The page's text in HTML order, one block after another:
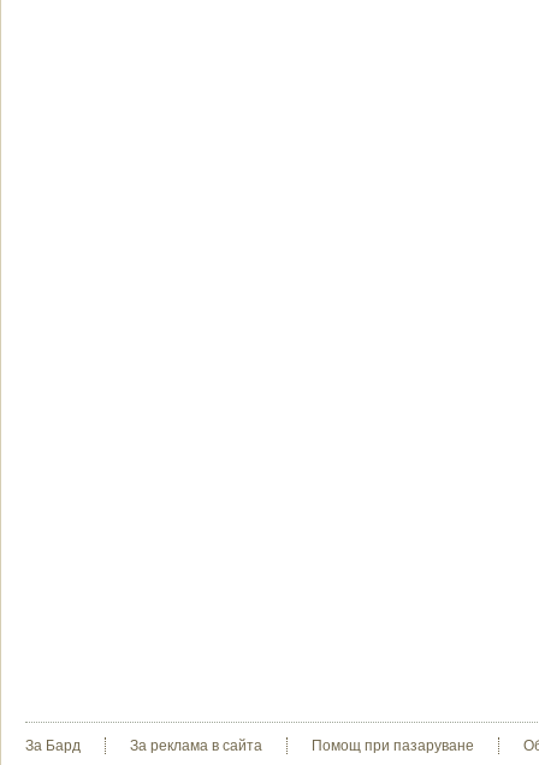
За Бард За реклама в сайта Помощ при пазаруване